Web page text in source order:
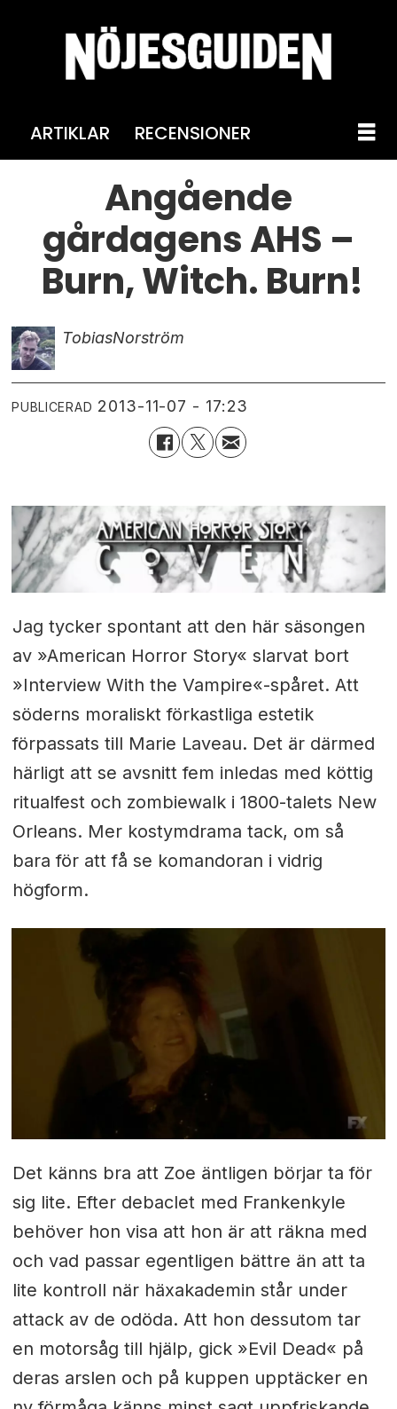
ARTIKLAR RECENSIONER
Angående
gårdagens AHS –
Burn, Witch. Burn!
TobiasNorström
PUBLICERAD 2013-11-07 - 17:23
Jag tycker spontant att den här säsongen
av »American Horror Story« slarvat bort
»Interview With the Vampire«-spåret. Att
söderns moraliskt förkastliga estetik
förpassats till Marie Laveau. Det är därmed
härligt att se avsnitt fem inledas med köttig
ritualfest och zombiewalk i 1800-talets New
Orleans. Mer kostymdrama tack, om så
bara för att få se komandoran i vidrig
högform.
Det känns bra att Zoe äntligen börjar ta för
sig lite. Efter debaclet med Frankenkyle
behöver hon visa att hon är att räkna med
och vad passar egentligen bättre än att ta
lite kontroll när häxakademin står under
attack av de odöda. Att hon dessutom tar
en motorsåg till hjälp, gick »Evil Dead« på
deras arslen och på kuppen upptäcker en